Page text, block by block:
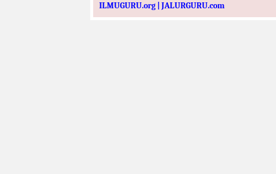
ILMUGURU.org | JALURGURU.com